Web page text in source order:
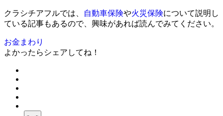
クラシチアフルでは、 自動車保険や火災保険について説明し
ている記事もあるので、興味があれば読んでみてください。
お金まわり
よかったらシェアしてね！